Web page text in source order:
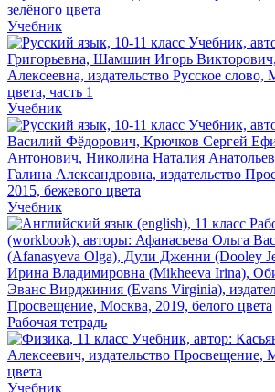
Учебник
Учебник
Учебник
Рабочая тетрадь
Учебник